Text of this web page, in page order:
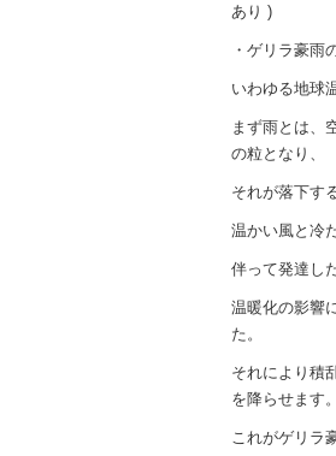
あり )
・ゲリラ豪雨
いわゆる地球
まず雨とは、
の粒となり、
それが落下す
温かい風と冷
伴って発達し
温暖化の影響
た。
それにより積
を降らせます。
これがゲリラ